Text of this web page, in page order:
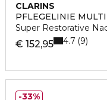
CLARINS
PFLEGELINIE
Super Restorative
€ 152,95 4.7 9
33%